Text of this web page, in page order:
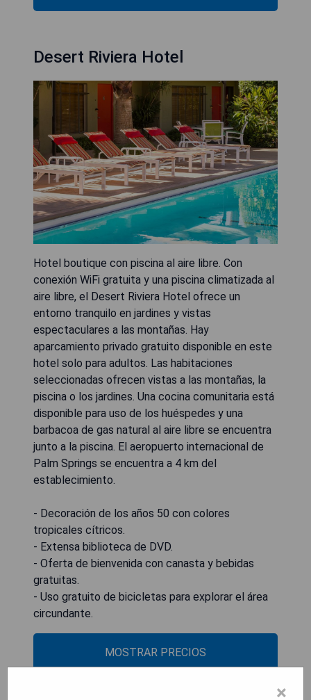
Desert Riviera Hotel
Hotel boutique con piscina al aire libre. Con
conexión WiFi gratuita y una piscina climatizada al
aire libre, el Desert Riviera Hotel ofrece un
entorno tranquilo en jardines y vistas
espectaculares a las montañas. Hay
aparcamiento privado gratuito disponible en este
hotel solo para adultos. Las habitaciones
seleccionadas ofrecen vistas a las montañas, la
piscina o los jardines. Una cocina comunitaria está
disponible para uso de los huéspedes y una
barbacoa de gas natural al aire libre se encuentra
junto a la piscina. El aeropuerto internacional de
Palm Springs se encuentra a 4 km del
establecimiento.
- Decoración de los años 50 con colores
tropicales cítricos.
- Extensa biblioteca de DVD.
- Oferta de bienvenida con canasta y bebidas
gratuitas.
- Uso gratuito de bicicletas para explorar el área
circundante.
MOSTRAR PRECIOS
×